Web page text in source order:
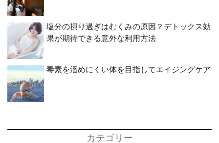
塩分の摂り過ぎはむくみの原因？デトックス効
果が期待できる意外な利用方法
毒素を溜めにくい体を目指してエイジングケア
カテゴリー